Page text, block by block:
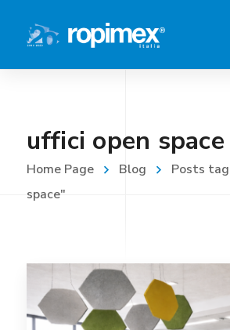
uffici open space
Home Page Blog
Posts
space"